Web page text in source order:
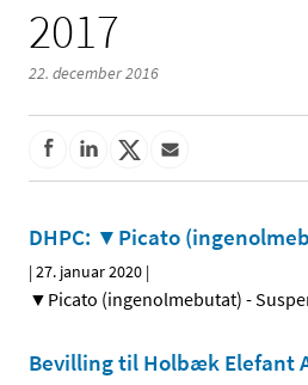
2017
22. december 2016
DHPC: ▼Picato
|27. januar 2020 |
▼Picato (ingenolmebutat) -
Bevilling til Holbæk Elefant